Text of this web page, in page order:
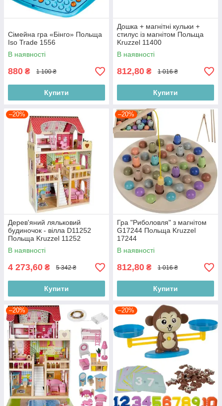
Сімейна гра «Бінго» Польща
Iso Trade 1556
В наявності
880 ₴ 1 100 ₴
Купити
Дошка + магнітні кульки +
стилус із магнітом Польща
Kruzzel 11400
В наявності
812,80 ₴ 1 016 ₴
Купити
–20%
Дерев'яний ляльковий
будиночок - вілла D11252
Польща Kruzzel 11252
В наявності
4 273,60 ₴ 5 342 ₴
Купити
–20%
Гра "Риболовля" з магнітом
G17244 Польща Kruzzel
17244
В наявності
812,80 ₴ 1 016 ₴
Купити
–20% –20%